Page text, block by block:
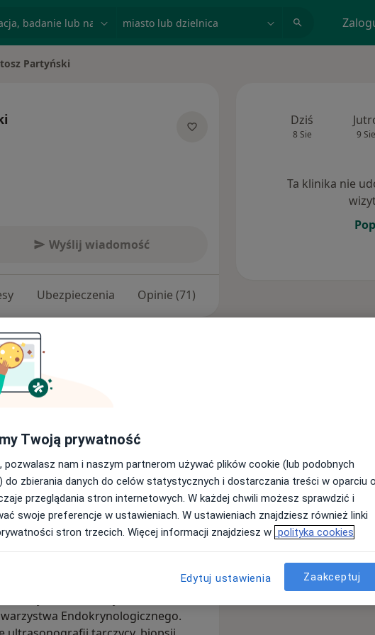
Partyński
Wyślij wiadomość
Ubezpieczenia Opinie (71)
Medicum Uniwersytetu
z wyróżnieniem, a w trakcie
Rektora.
w 2024 roku Państwowy
w kraju. Na co dzień pracuję jako
Endokrynologii
Wewnętrznych Szpitala
zawodowe zdobywałem również w
Onkologicznej Narodowego
dla studentów UJ CM. Nieustannie
licznych konferencjach i
Endokrynologicznego.
Dziś
8 Sie 9 Sie
Ta klinika nie
Twoją prywatność
pozwalasz nam i naszym partnerom używać plików cookie (lub podobnych
do zbierania danych do celów statystycznych i dostarczania treści w oparciu o
przeglądania stron internetowych. W każdej chwili możesz sprawdzić i
swoje preferencje w ustawieniach. W ustawieniach znajdziesz również linki
stron trzecich. Więcej informacji znajdziesz w polityka cookies
Edytuj ustawienia Zaakceptuj